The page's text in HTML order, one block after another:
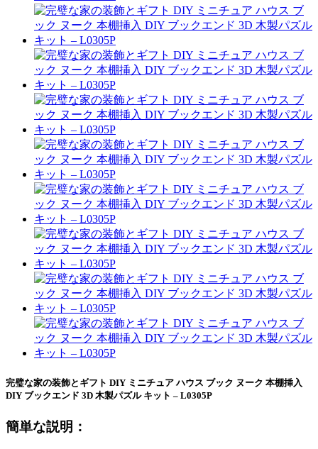
完璧な家の装飾とギフト DIY ミニチュア ハウス ブック ヌーク 本棚挿入
DIY ブックエンド 3D 木製パズル キット – L0305P
簡単な説明：